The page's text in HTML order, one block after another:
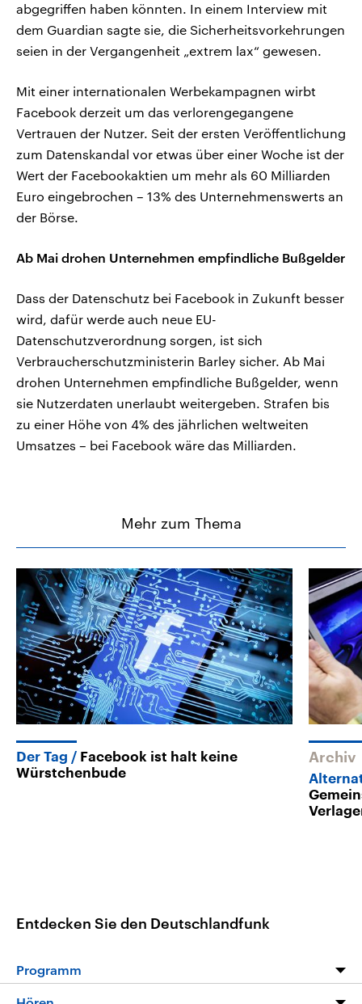
abgegriffen haben könnten. In einem Interview mit
dem Guardian sagte sie, die Sicherheitsvorkehrungen
seien in der Vergangenheit „extrem lax“ gewesen.
Mit einer internationalen Werbekampagnen wirbt
Facebook derzeit um das verlorengegangene
Vertrauen der Nutzer. Seit der ersten Veröffentlichung
zum Datenskandal vor etwas über einer Woche ist der
Wert der Facebookaktien um mehr als 60 Milliarden
Euro eingebrochen – 13% des Unternehmenswerts an
der Börse.
Ab Mai drohen Unternehmen empfindliche Bußgelder
Dass der Datenschutz bei Facebook in Zukunft besser
wird, dafür werde auch neue EU-
Datenschutzverordnung sorgen, ist sich
Verbraucherschutzministerin Barley sicher. Ab Mai
drohen Unternehmen empfindliche Bußgelder, wenn
sie Nutzerdaten unerlaubt weitergeben. Strafen bis
zu einer Höhe von 4% des jährlichen weltweiten
Umsatzes – bei Facebook wäre das Milliarden.
Mehr zum Thema
Der Tag
Facebook ist halt keine
Würstchenbude
Archiv
Entdecken Sie den Deutschlandfunk
Programm
Programm